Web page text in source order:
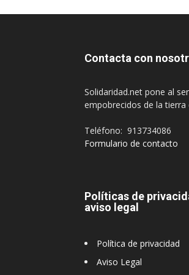
Contacta con
Solidaridad.net pone al
empobrecidos de la tierra
Teléfono: 913734086
Formulario de contacto
Políticas de
aviso legal
Política de privacidad
Aviso Legal